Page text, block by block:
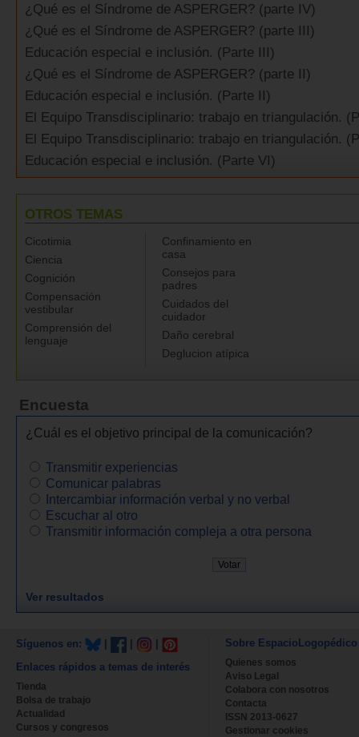
¿Qué es el Síndrome de ASPERGER? (parte IV)
¿Qué es el Síndrome de ASPERGER? (parte III)
Educación especial e inclusión. (Parte III)
¿Qué es el Síndrome de ASPERGER? (parte II)
Educación especial e inclusión. (Parte II)
El Equipo Transdisciplinario: trabajo en triangulación.
El Equipo Transdisciplinario: trabajo en triangulación.
Educación especial e inclusión. (Parte VI)
OTROS TEMAS
Cicotimia
Ciencia
Cognición
Compensación
vestibular
Comprensión del
lenguaje
Confinamiento en
casa
Consejos para
padres
Cuidados del
cuidador
Daño cerebral
Deglucion atípica
Encuesta
¿Cuál es el objetivo principal de la comunicación?
Transmitir experiencias
Comunicar palabras
Intercambiar información verbal y no verbal
Escuchar al otro
Transmitir información compleja a otra persona
Ver resultados
Síguenos en:
Enlaces rápidos a temas de interés
Tienda
Bolsa de trabajo
Actualidad
Cursos y congresos
Sobre EspacioLogopédico
Quienes somos
Aviso Legal
Colabora con nosotros
Contacta
ISSN 2013-0627
Gestionar cookies